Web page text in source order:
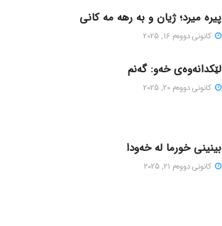
پیره میرد؛ ژیان و به رهه مه کانی
كانونی دووه‌م 16, 2025
لێکدانەوەی خەو: گەنم
كانونی دووه‌م 20, 2025
بینینی خورما لە خەودا
كانونی دووه‌م 21, 2025